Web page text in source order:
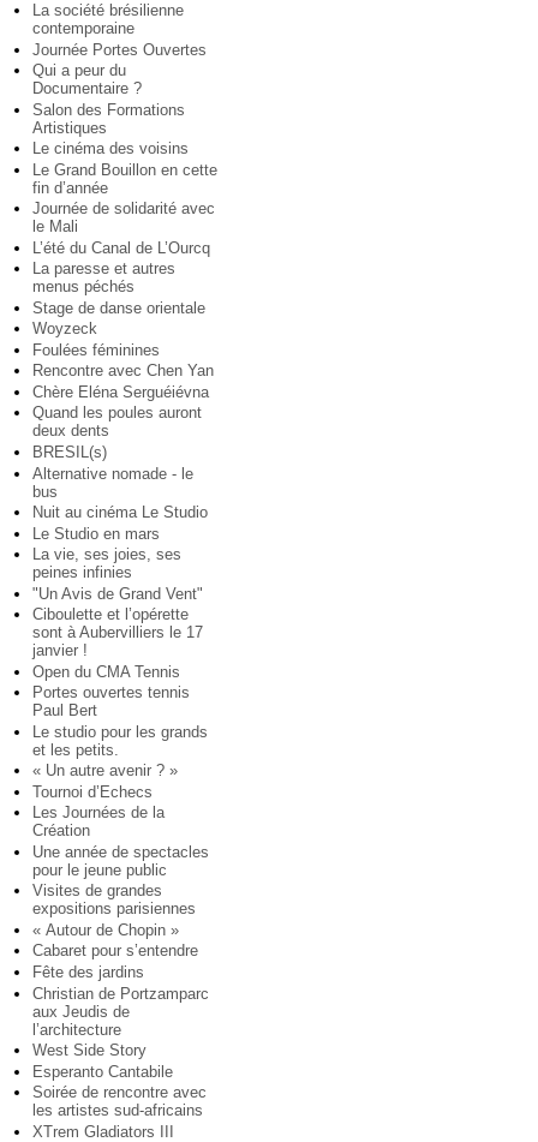
La société brésilienne
contemporaine
Journée Portes Ouvertes
Qui a peur du
Documentaire ?
Salon des Formations
Artistiques
Le cinéma des voisins
Le Grand Bouillon en cette
fin d’année
Journée de solidarité avec
le Mali
L’été du Canal de L’Ourcq
La paresse et autres
menus péchés
Stage de danse orientale
Woyzeck
Foulées féminines
Rencontre avec Chen Yan
Chère Eléna Serguéiévna
Quand les poules auront
deux dents
BRESIL(s)
Alternative nomade - le
bus
Nuit au cinéma Le Studio
Le Studio en mars
La vie, ses joies, ses
peines infinies
"Un Avis de Grand Vent"
Ciboulette et l’opérette
sont à Aubervilliers le 17
janvier !
Open du CMA Tennis
Portes ouvertes tennis
Paul Bert
Le studio pour les grands
et les petits.
« Un autre avenir ? »
Tournoi d’Echecs
Les Journées de la
Création
Une année de spectacles
pour le jeune public
Visites de grandes
expositions parisiennes
« Autour de Chopin »
Cabaret pour s’entendre
Fête des jardins
Christian de Portzamparc
aux Jeudis de
l’architecture
West Side Story
Esperanto Cantabile
Soirée de rencontre avec
les artistes sud-africains
XTrem Gladiators III